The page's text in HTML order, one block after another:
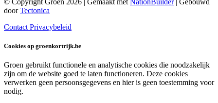
doorTectonica
Contact Privacybeleid
Cookies op groenkortrijk.be
Groen gebruikt functionele en analytische cookies die noodzakelijk
zijn om de website goed te laten functioneren. Deze cookies
verwerken geen persoonsgegevens en hier is geen toestemming voor
nodig.